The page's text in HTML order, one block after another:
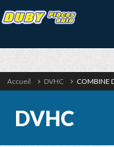
Accueil DVHC COMBINE
DVHC